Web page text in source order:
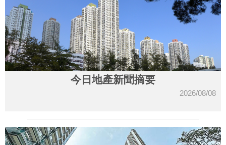
今日地產新聞摘要
2026/08/08